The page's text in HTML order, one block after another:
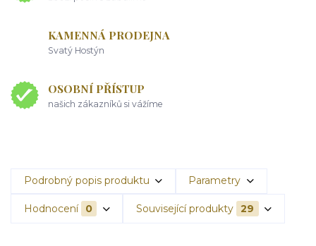
KAMENNÁ PRODEJNA
Svatý Hostýn
OSOBNÍ PŘÍSTUP
našich zákazníků si vážíme
Podrobný popis produktu Parametry
Hodnocení 0 Související produkty 29